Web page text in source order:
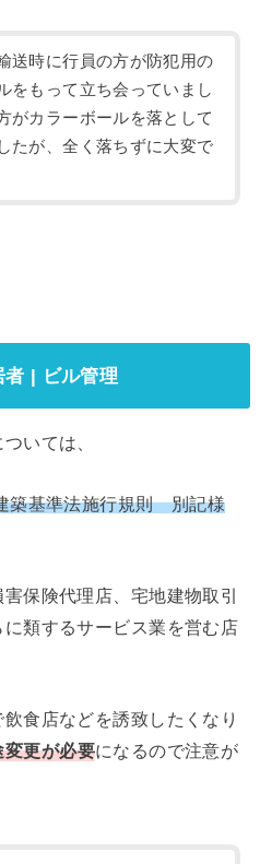
送時に行員の方が防犯用の
をもって立ち会っていまし
がカラーボールを落として
たが、全く落ちずに大変で
| ビル管理
いては、
築基準法施行規則 別記様
保険代理店、宅地建物取引
類するサービス業を営む店
食店などを誘致したくなり
変更が必要になるので注意が